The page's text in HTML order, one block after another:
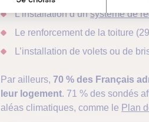
L’installation d’unsystème de
Le renforcement de la toiture
L’installation de volets ou de
Par ailleurs, 70 % des Français
leur logement. 71 % des sondés
aléas climatiques, comme le Plan